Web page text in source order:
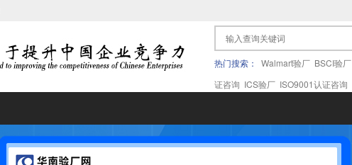
热门搜索： Walmart验厂 BSCI验厂
证咨询 ICS验厂 ISO9001认证咨询